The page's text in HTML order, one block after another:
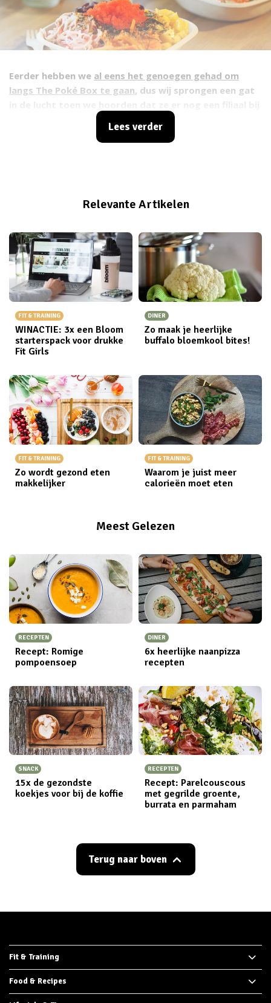
Eerder hebben we al eens het genoegen gehad om
langs The Poké Box te gaan, dus wij sprongen een gat
hebben in Rotterdam. Nog een plek waar je hun
heerlijke poké bowls kunt verslinden! We konden dan
Lees verder
Relevante Artikelen
FIT & TRAINING
WINACTIE: 3x een Bloom
starterspack voor drukke
Fit Girls
DINER
Zo maak je heerlijke
buffalo bloemkool bites!
FIT & TRAINING
Zo wordt gezond eten
makkelijker
FIT & TRAINING
Waarom je juist meer
calorieën moet eten
Meest Gelezen
RECEPTEN
Recept: Romige
pompoensoep
DINER
6x heerlijke naanpizza
recepten
SNACK
15x de gezondste
koekjes voor bij de koffie
RECEPTEN
Recept: Parelcouscous
met gegrilde groente,
burrata en parmaham
Terug naar boven
Fit & Training
Food & Recipes